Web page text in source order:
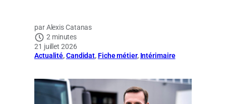
Alexis Catanas
2 minutes
21 juillet 2026
Actualité, Candidat, Fiche métier, Intérimaire